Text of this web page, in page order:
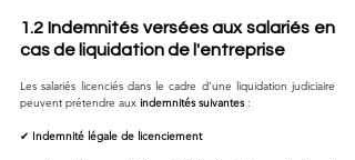
1.2 Indemnités versées aux salariés en
cas de liquidation de l'entreprise
Les salariés licenciés dans le cadre d’une liquidation judiciaire
peuvent prétendre aux indemnités suivantes :
✔ Indemnité légale de licenciement